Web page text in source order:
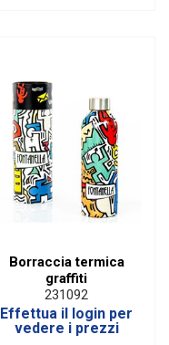
Borraccia termica
graffiti
231092
Effettua il login per
vedere i prezzi